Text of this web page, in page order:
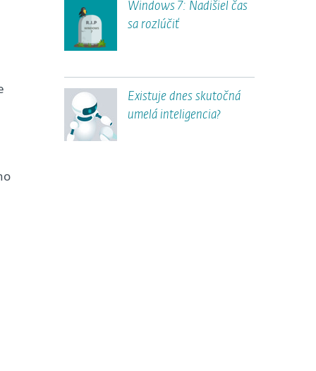
Windows 7: Nadišiel čas
sa rozlúčiť
Existuje dnes skutočná
umelá inteligencia?